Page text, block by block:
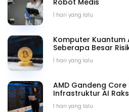
1 hari yang lalu
Robot Medis
1 hari yang lalu
Komputer Kuantum
Seberapa Besar
1 hari yang lalu
AMD Gandeng
Infrastruktur AI